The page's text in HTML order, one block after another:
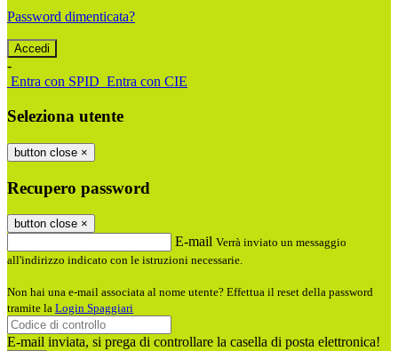
Password dimenticata?
-
Entra con SPID Entra con CIE
Seleziona utente
button close ×
Recupero password
button close ×
E-mail Verrà inviato un messaggio
all'indirizzo indicato con le istruzioni necessarie.
Non hai una e-mail associata al nome utente? Effettua il reset della password
tramite la Login Spaggiari
E-mail inviata, si prega di controllare la casella di posta elettronica!